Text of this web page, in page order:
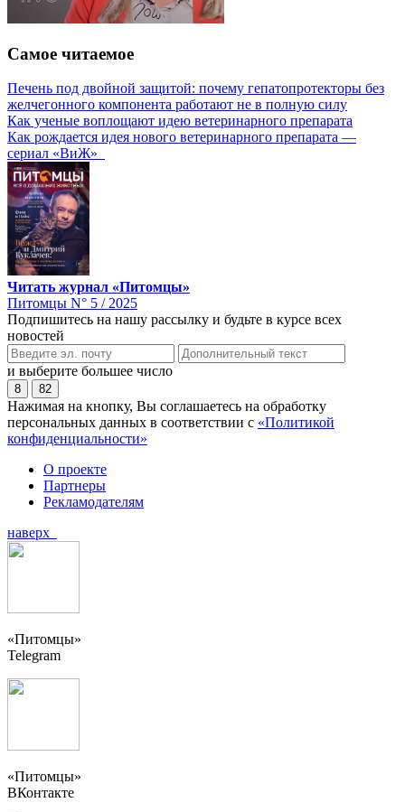
Самое читаемое
Печень под двойной защитой: почему гепатопротекторы без
желчегонного компонента работают не в полную силу
Как ученые воплощают идею ветеринарного препарата
Как рождается идея нового ветеринарного препарата —
сериал «ВиЖ»
Читать журнал «Питомцы»
Питомцы N° 5 / 2025
Подпишитесь на нашу рассылку и будьте в курсе всех
новостей
и выберите большее число
8 82
Нажимая на кнопку, Вы соглашаетесь на обработку
персональных данных в соответствии с «Политикой
конфиденциальности»
О проекте
Партнеры
Рекламодателям
наверх
«Питомцы»
Telegram
«Питомцы»
ВКонтакте